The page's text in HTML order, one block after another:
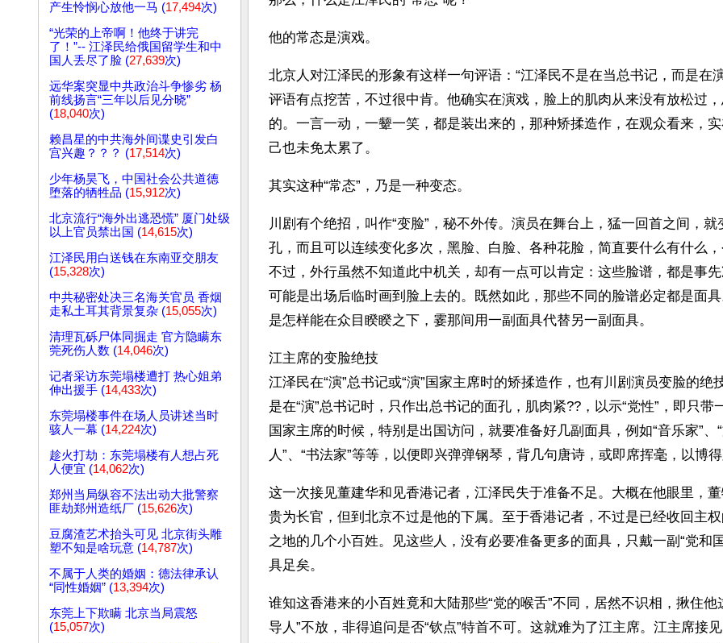
产生怜悯心放他一马 (17,494次)
“光荣的上帝啊！他终于讲完
了！”-- 江泽民给俄国留学生和中
国人丢尽了脸 (27,639次)
远华案突显中共政治斗争惨劣 杨
前线扬言“三年以后见分晓”
(18,040次)
赖昌星的中共海外间谍史引发白
宫兴趣？？？ (17,514次)
少年杨昊飞，中国社会公共道德
堕落的牺牲品 (15,912次)
北京流行“海外出逃恐慌” 厦门处级
以上官员禁出国 (14,615次)
江泽民用白送钱在东南亚交朋友
(15,328次)
中共秘密处决三名海关官员 香烟
走私土耳其背景复杂 (15,055次)
清理瓦砾尸体同掘走 官方隐瞒东
莞死伤人数 (14,046次)
记者采访东莞塌楼遭打 热心姐弟
伸出援手 (14,433次)
东莞塌楼事件在场人员讲述当时
骇人一幕 (14,224次)
趁火打劫：东莞塌楼有人想占死
人便宜 (14,062次)
郑州当局纵容不法出动大批警察
匪劫郑州造纸厂 (15,626次)
豆腐渣艺术抬头可见 北京街头雕
塑不知是啥玩意 (14,787次)
不属于人类的婚姻：德法律承认
“同性婚姻” (13,394次)
东莞上下欺瞒 北京当局震怒
(15,057次)
他的常态是演戏。
北京人对江泽民的形象有这样一句评语：“江泽民不是在当总书记，而是在
评语有点挖苦，不过很中肯。他确实在演戏，脸上的肌肉从来没有放松过
的。一言一动，一颦一笑，都是装出来的，那种矫揉造作，在观众看来，
己也未免太累了。
其实这种“常态”，乃是一种变态。
川剧有个绝招，叫作“变脸”，秘不外传。演员在舞台上，猛一回首之间，
孔，而且可以连续变化多次，黑脸、白脸、各种花脸，简直要什么有什么
不过，外行虽然不知道此中机关，却有一点可以肯定：这些脸谱，都是事
可能是出场后临时画到脸上去的。既然如此，那些不同的脸谱必定都是面
是怎样能在众目睽睽之下，霎那间用一副面具代替另一副面具。
江主席的变脸绝技
江泽民在“演”总书记或“演”国家主席时的矫揉造作，也有川剧演员变脸的绝
是在“演”总书记时，只作出总书记的面孔，肌肉紧??，以示“党性”，即只带
国家主席的时候，特别是出国访问，就要准备好几副面具，例如“音乐家”、
人”、“书法家”等等，以便即兴弹弹钢琴，背几句唐诗，或即席挥毫，以博
这一次接见董建华和见香港记者，江泽民失于准备不足。大概在他眼里，
贵为长官，但到北京不过是他的下属。至于香港记者，不过是已经收回主
之地的几个小百姓。见这些人，没有必要准备更多的面具，只戴一副“党和
具足矣。
谁知这香港来的小百姓竟和大陆那些“党的喉舌”不同，居然不识相，揪住他
导人”不放，非得追问是否“钦点”特首不可。这就难为了江主席。江主席接